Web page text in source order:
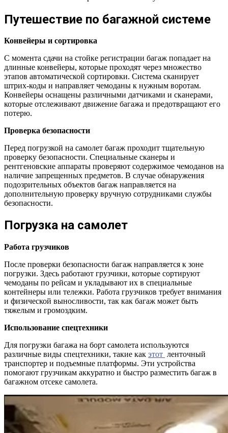
Путешествие по багажной системе
Конвейеры и сортировка
С момента сдачи на стойке регистрации багаж попадает на
длинные конвейеры, которые проходят через множество
этапов автоматической сортировки. Система сканирует
штрих-коды и направляет чемоданы к нужным воротам.
Конвейеры оснащены различными датчиками и сканерами,
которые отслеживают движение багажа и предотвращают его
потерю.
Проверка безопасности
Перед погрузкой на самолет багаж проходит тщательную
проверку безопасности. Специальные сканеры и
рентгеновские аппараты проверяют содержимое чемоданов на
наличие запрещенных предметов. В случае обнаружения
подозрительных объектов багаж направляется на
дополнительную проверку вручную сотрудниками службы
безопасности.
Погрузка на самолет
Работа грузчиков
После проверки безопасности багаж направляется к зоне
погрузки. Здесь работают грузчики, которые сортируют
чемоданы по рейсам и укладывают их в специальные
контейнеры или тележки. Работа грузчиков требует внимания
и физической выносливости, так как багаж может быть
тяжелым и громоздким.
Использование спецтехники
Для погрузки багажа на борт самолета используются
различные виды спецтехники, такие как этот ленточный
транспортер и подъемные платформы. Эти устройства
помогают грузчикам аккуратно и быстро разместить багаж в
багажном отсеке самолета.